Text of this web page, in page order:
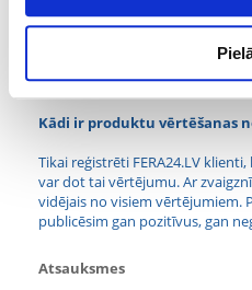
PRODUCENT: TRIXIE
Kādi ir produktu vērtēšanas
Tikai reģistrēti FERA24.LV
var dot tai vērtējumu. Ar
vidējais no visiem vērtējumiem.
publicēsim gan pozitīvus, gan
Atsauksmes